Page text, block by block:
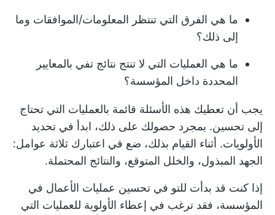
ما هي الفرق التي تنتظر المعلومات/الموافقات وما
إلى ذلك؟
ما هي العمليات التي لا تنتج نتائج تفي بالمعايير
المحددة داخل المؤسسة؟
يجب أن تعطيك هذه الأسئلة قائمة بالعمليات التي تحتاج
إلى تحسين. بمجرد حصولك على ذلك، ابدأ في تحديد
الأولويات. أثناء القيام بذلك، ضع في اعتبارك ثلاثة عوامل:
الجهد المبذول، والخلل المتوقع، والنتائج المحتملة.
إذا كنت قد بدأت للتو في تحسين عمليات الأعمال في
المؤسسة، فقد ترغب في إعطاء الأولوية للعمليات التي